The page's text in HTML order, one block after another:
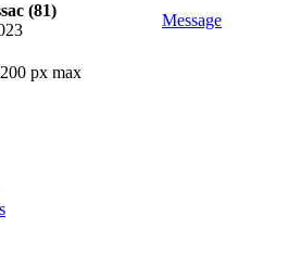
(81)
Message
px max